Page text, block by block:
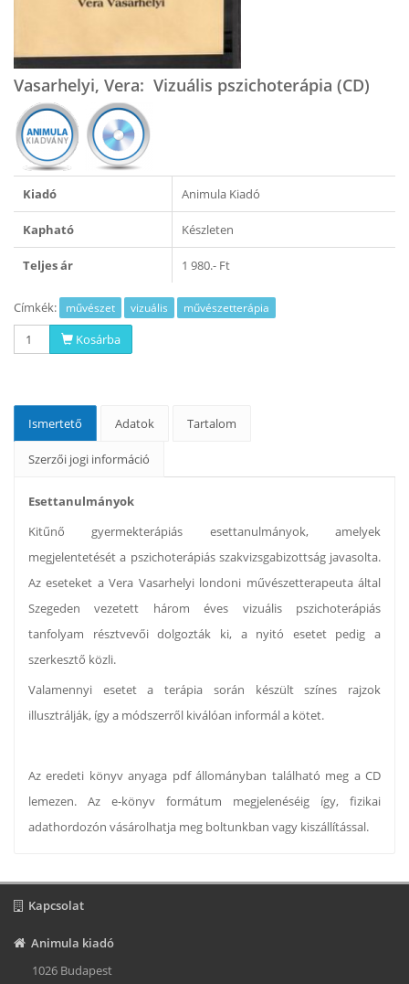
Vasarhelyi, Vera: Vizuális pszichoterápia (CD)
Kiadó Animula Kiadó
Kapható Készleten
Teljes ár 1 980.- Ft
Címkék: művészet vizuális művészetterápia
Kosárba
Ismertető Adatok Tartalom
Szerzői jogi információ
Esettanulmányok
Kitűnő gyermekterápiás esettanulmányok, amelyek
megjelentetését a pszichoterápiás szakvizsgabizottság javasolta.
Az eseteket a Vera Vasarhelyi londoni művészetterapeuta által
Szegeden vezetett három éves vizuális pszichoterápiás
tanfolyam résztvevői dolgozták ki, a nyitó esetet pedig a
szerkesztő közli.
Valamennyi esetet a terápia során készült színes rajzok
illusztrálják, így a módszerről kiválóan informál a kötet.
Az eredeti könyv anyaga pdf állományban található meg a CD
lemezen. Az e-könyv formátum megjelenéséig így, fizikai
adathordozón vásárolhatja meg boltunkban vagy kiszállítással.
Kapcsolat
Animula kiadó
1026 Budapest